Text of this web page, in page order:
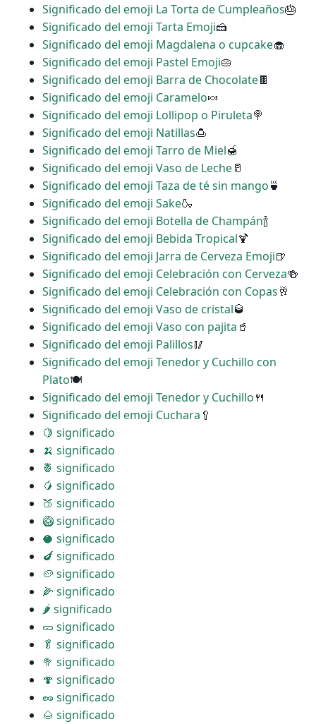
Significado del emoji La Torta de Cumpleaños🎂
Significado del emoji Tarta Emoji🍰
Significado del emoji Magdalena o cupcake🧁
Significado del emoji Pastel Emoji🥧
Significado del emoji Barra de Chocolate🍫
Significado del emoji Caramelo🍬
Significado del emoji Lollipop o Piruleta🍭
Significado del emoji Natillas🍮
Significado del emoji Tarro de Miel🍯
Significado del emoji Vaso de Leche🥛
Significado del emoji Taza de té sin mango🍵
Significado del emoji Sake🍶
Significado del emoji Botella de Champán🍾
Significado del emoji Bebida Tropical🍹
Significado del emoji Jarra de Cerveza Emoji🍺
Significado del emoji Celebración con Cerveza🍻
Significado del emoji Celebración con Copas🥂
Significado del emoji Vaso de cristal🥃
Significado del emoji Vaso con pajita 🥤
Significado del emoji Palillos🥢
Significado del emoji Tenedor y Cuchillo con
Plato🍽
Significado del emoji Tenedor y Cuchillo🍴
Significado del emoji Cuchara 🥄
🍋 significado
🍌 significado
🍍 significado
🥭 significado
🍑 significado
🥝 significado
🥥 significado
🍆 significado
🥔 significado
🌽 significado
🌶 significado
🥒 significado
🥬 significado
🥦 significado
🍄 significado
🥜 significado
🌰 significado